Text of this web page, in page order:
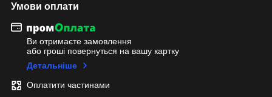
Умови оплати
Ви отримаєте замовлення
або гроші повернуться на вашу картку
Детальніше
Оплатити частинами